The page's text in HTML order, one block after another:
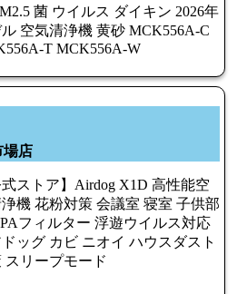
菌 ウイルス ダイキン 2026年
空気清浄機 黄砂 MCK556A-C
T MCK556A-W
場店
式ストア】Airdog X1D 高性能空
機 花粉対策 会議室 寝室 子供部
フィルター 浮遊ウイルス対応
ッグ カビ ニオイ ハウスダスト
スリープモード